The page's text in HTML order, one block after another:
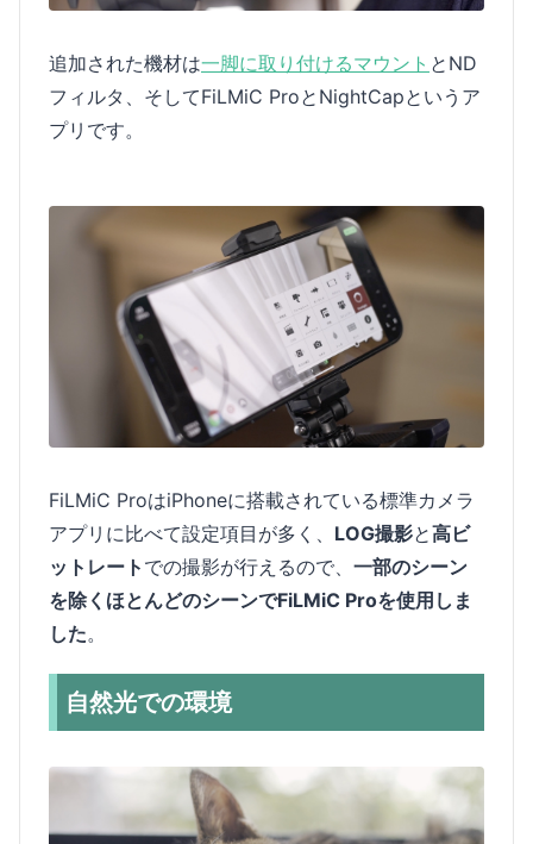
追加された機材は一脚に取り付けるマウント とND
フィルタ、そしてFiLMiC ProとNightCapというア
プリです。
FiLMiC ProはiPhoneに搭載されている標準カメラ
アプリに比べて設定項目が多く、 LOG撮影と高ビ
ットレート での撮影が行えるので、 一部のシーン
を除くほとんどのシーンでFiLMiC Proを使用しま
した。
自然光での環境